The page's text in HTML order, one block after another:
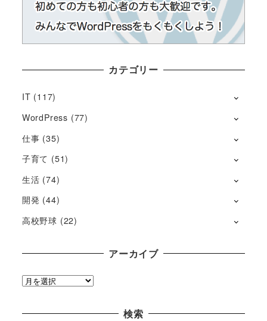
カテゴリー
IT (117)
WordPress (77)
仕事 (35)
子育て (51)
生活 (74)
開発 (44)
高校野球 (22)
アーカイブ
ア
検索